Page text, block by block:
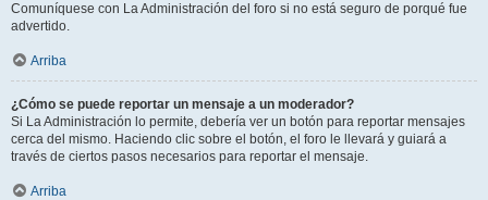
Comuníquese con La Administración del foro si no está seguro de porqué fue
advertido.
Arriba
¿Cómo se puede reportar un mensaje a un moderador?
Si La Administración lo permite, debería ver un botón para reportar mensajes
cerca del mismo. Haciendo clic sobre el botón, el foro le llevará y guiará a
través de ciertos pasos necesarios para reportar el mensaje.
Arriba